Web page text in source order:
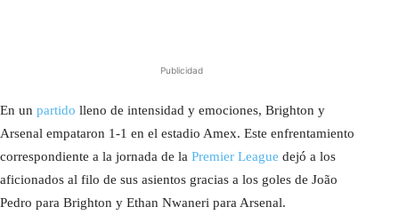
Publicidad
En un partido lleno de intensidad y emociones, Brighton y
Arsenal empataron 1-1 en el estadio Amex. Este enfrentamiento
correspondiente a la jornada de la Premier League dejó a los
aficionados al filo de sus asientos gracias a los goles de João
Pedro para Brighton y Ethan Nwaneri para Arsenal.